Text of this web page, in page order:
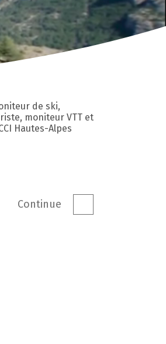
de ski,
moniteur VTT et
Hautes-Alpes
Continue